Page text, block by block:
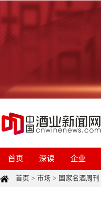
首页 深读 企业
首页 > 市场 > 国家名酒周刊